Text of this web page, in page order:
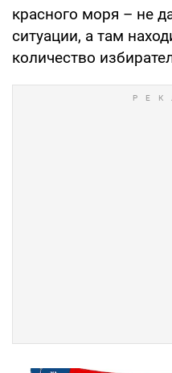
красного моря – не
ситуации, а там
количество